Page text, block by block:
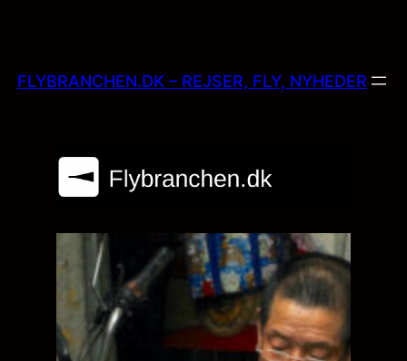
content
FLYBRANCHEN.DK – REJSER, FLY, NYHEDER